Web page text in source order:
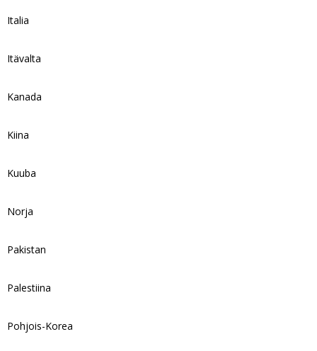
Italia
Itävalta
Kanada
Kiina
Kuuba
Norja
Pakistan
Palestiina
Pohjois-Korea